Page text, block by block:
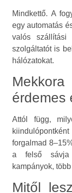
Mindkettő. A
egy automatás
valós szállítási
szolgáltatót is
hálózatokat.
érdemes
Attól függ,
forgalmad
a felső sávja
kampányok,
Mitől